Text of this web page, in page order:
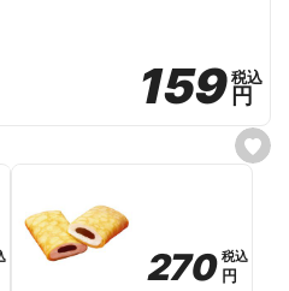
s
e
159
159税込
税込
円
円
270
270 税込
税込
円
円